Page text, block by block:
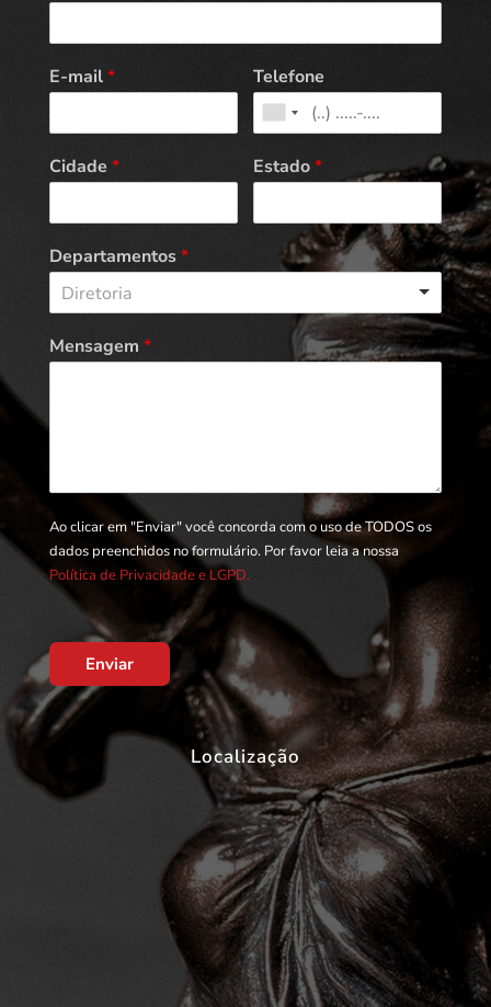
E-mail* Telefone
Cidade * Estado*
Departamentos*
Diretoria
Mensagem *
Ao clicar em "Enviar" você concorda com o uso de TODOS os
dados preenchidos no formulário. Por favor leia a nossa
Política de Privacidade e LGPD.
Enviar
Localização